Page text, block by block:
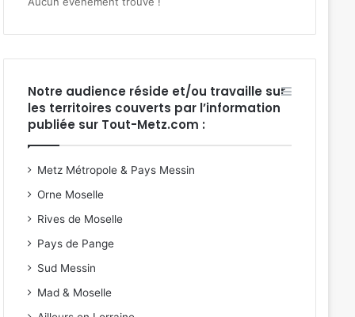
Notre audience réside et/ou travaille sur
les territoires couverts par l’information
publiée sur Tout-Metz.com :
Metz Métropole & Pays Messin
Orne Moselle
Rives de Moselle
Pays de Pange
Sud Messin
Mad & Moselle